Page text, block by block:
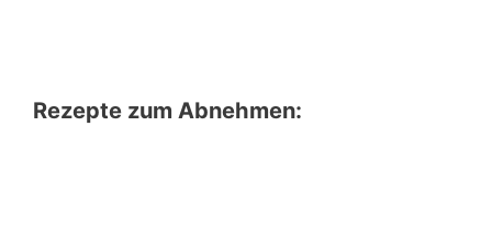
Rezepte zum Abnehmen: